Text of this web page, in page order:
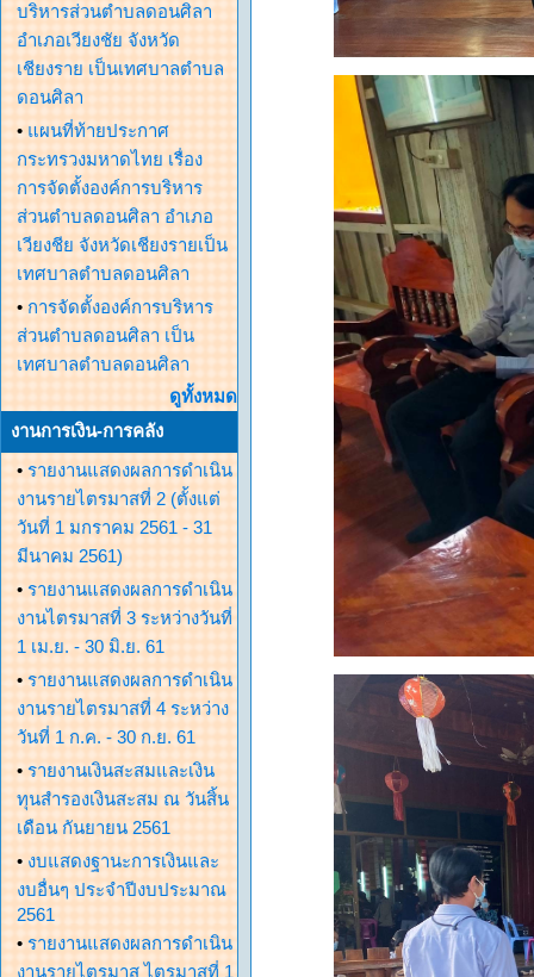
บริหารส่วนตำบลดอนศิลา
อำเภอเวียงชัย จังหวัด
เชียงราย เป็นเทศบาลตำบล
ดอนศิลา
• แผนที่ท้ายประกาศ
กระทรวงมหาดไทย เรื่อง
การจัดตั้งองค์การบริหาร
ส่วนตำบลดอนศิลา อำเภอ
เวียงชีย จังหวัดเชียงรายเป็น
เทศบาลตำบลดอนศิลา
• การจัดตั้งองค์การบริหาร
ส่วนตำบลดอนศิลา เป็น
เทศบาลตำบลดอนศิลา
ดูทั้งหมด
งานการเงิน-การคลัง
• รายงานแสดงผลการดำเนิน
งานรายไตรมาสที่ 2 (ตั้งแต่
วันที่ 1 มกราคม 2561 - 31
มีนาคม 2561)
• รายงานแสดงผลการดำเนิน
งานไตรมาสที่ 3 ระหว่างวันที่
1 เม.ย. - 30 มิ.ย. 61
• รายงานแสดงผลการดำเนิน
งานรายไตรมาสที่ 4 ระหว่าง
วันที่ 1 ก.ค. - 30 ก.ย. 61
• รายงานเงินสะสมและเงิน
ทุนสำรองเงินสะสม ณ วันสิ้น
เดือน กันยายน 2561
• งบแสดงฐานะการเงินและ
งบอื่นๆ ประจำปีงบประมาณ
2561
• รายงานแสดงผลการดำเนิน
งานรายไตรมาส ไตรมาสที่ 1